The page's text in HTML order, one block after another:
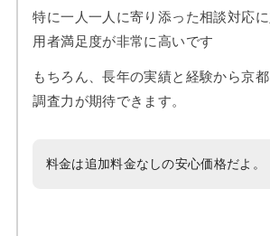
特に一人一人に寄り添った相談対応
用者満足度が非常に高いです
もちろん、長年の実績と経験から京
調査力が期待できます。
料金は追加料金なしの安心価格だよ。